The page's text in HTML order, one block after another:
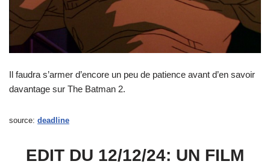
Il faudra s’armer d’encore un peu de patience avant d’en savoir
davantage sur The Batman 2.
source: deadline
EDIT DU 12/12/24: UN FILM